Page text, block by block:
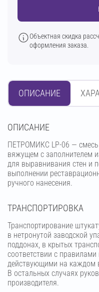
Объектная скидка
оформления заказа.
ОПИСАНИЕ
OПИСАНИЕ
ПЕТРОМИКС LP-06 — смесь
вяжущем с заполнителем
для выравнивания стен и
выполнении
ручного нанесения.
ТРАНСПОРТИРОВКА
Транспортирование
в нетронутой заводской
поддонах, в крытых
соответствии с правилами
действующими на каждом
В остальных случаях
производителя.